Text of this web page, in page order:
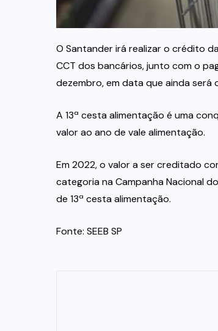
O Santander irá realizar o crédito
CCT dos bancários, junto com o
dezembro, em data que ainda será
A 13ª cesta alimentação é uma
valor ao ano de vale alimentação.
Em 2022, o valor a ser creditado
categoria na Campanha Nacional
de 13ª cesta alimentação.
Fonte: SEEB SP